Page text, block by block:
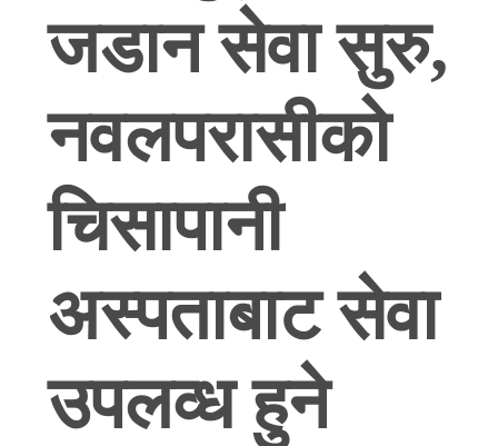
जडान सेवा सुरु,
नवलपरासीको
चिसापानी
अस्पताबाट सेवा
उपलव्ध हुने